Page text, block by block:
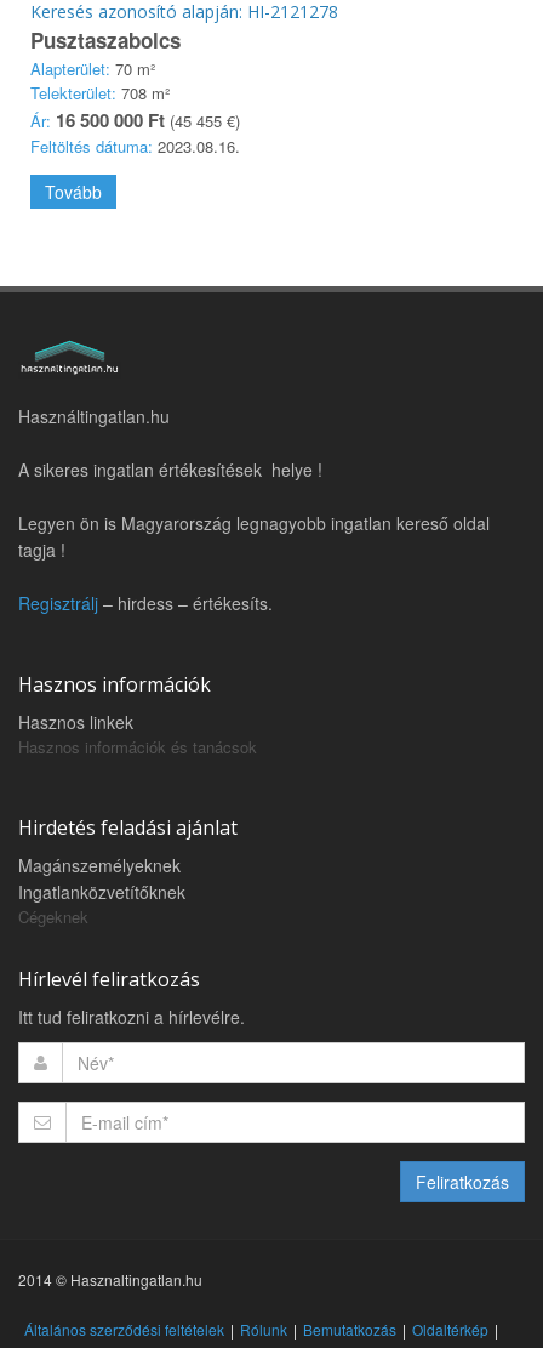
Keresés azonosító alapján: HI-2121278
Pusztaszabolcs
Alapterület: 70 m²
Telekterület: 708 m²
Ár: 16 500 000 Ft (45 455 €)
Feltöltés dátuma: 2023.08.16.
Tovább
Használtingatlan.hu
A sikeres ingatlan értékesítések helye !
Legyen ön is Magyarország legnagyobb ingatlan kereső oldal
tagja !
Regisztrálj – hirdess – értékesíts.
Hasznos információk
Hasznos linkek
Hasznos információk és tanácsok
Hirdetés feladási ajánlat
Magánszemélyeknek
Ingatlanközvetítőknek
Cégeknek
Hírlevél feliratkozás
Itt tud feliratkozni a hírlevélre.
Feliratkozás
2014 © Hasznaltingatlan.hu
Általános szerződési feltételek Rólunk Bemutatkozás Oldaltérkép